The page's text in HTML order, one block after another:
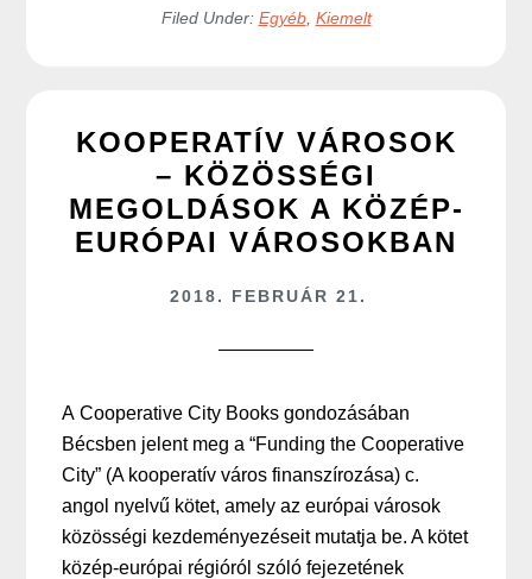
Filed Under: Egyéb, Kiemelt
KOOPERATÍV VÁROSOK
– KÖZÖSSÉGI
MEGOLDÁSOK A KÖZÉP-
EURÓPAI VÁROSOKBAN
2018. FEBRUÁR 21.
A Cooperative City Books gondozásában
Bécsben jelent meg a “Funding the Cooperative
City” (A kooperatív város finanszírozása) c.
angol nyelvű kötet, amely az európai városok
közösségi kezdeményezéseit mutatja be. A kötet
közép-európai régióról szóló fejezetének